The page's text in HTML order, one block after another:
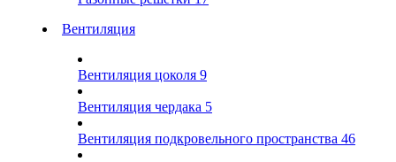
Вентиляция
Вентиляция цоколя 9
Вентиляция чердака 5
Вентиляция подкровельного пространства 46